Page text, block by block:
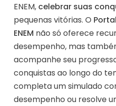
ENEM, celebrar suas
pequenas vitórias. O
ENEM não só oferece
desempenho, mas
acompanhe seu
conquistas ao longo do
completa um simulado
desempenho ou resolve